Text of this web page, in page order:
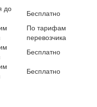
до
Бесплатно
По тарифам
перевозчика
Бесплатно
Бесплатно